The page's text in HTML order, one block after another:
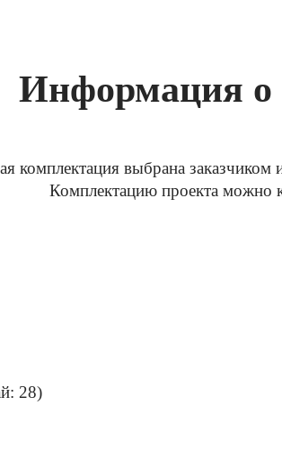
Информация о
комплектация выбрана
Комплектацию проекта можно
28)